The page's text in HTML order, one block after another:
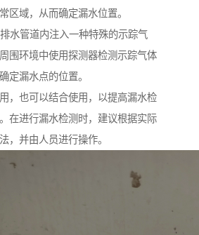
区域，从而确定漏水位置。
水管道内注入一种特殊的示踪气
围环境中使用探测器检测示踪气体
定漏水点的位置。
，也可以结合使用，以提高漏水检
在进行漏水检测时，建议根据实际
，并由人员进行操作。